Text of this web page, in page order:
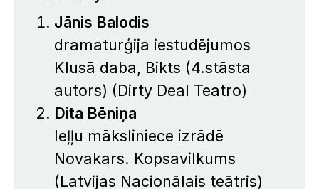
Jānis Balodis
dramaturģija iestudējumos
Klusā daba, Bikts (4.stāsta
autors) (Dirty Deal Teatro)
Dita Bēniņa
leļļu māksliniece izrādē
Novakars. Kopsavilkums
(Latvijas Nacionālais teātris)